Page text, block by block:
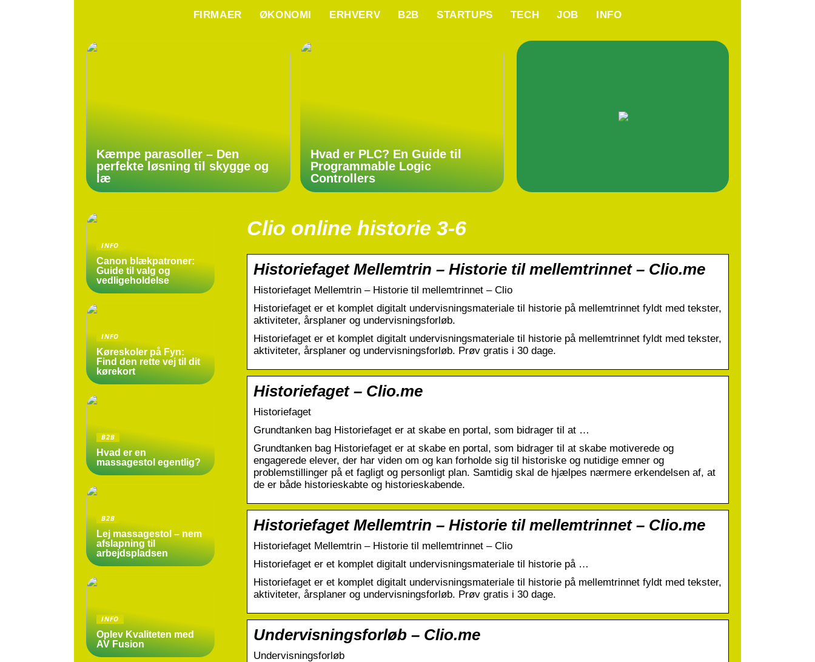
FIRMAER ØKONOMI ERHVERV B2B STARTUPS TECH JOB INFO
Kæmpe parasoller – Den
perfekte løsning til skygge og
læ
Hvad er PLC? En Guide til
Programmable Logic
Controllers
Clio online historie 3-6
Historiefaget Mellemtrin – Historie til mellemtrinnet – Clio.me
Historiefaget Mellemtrin – Historie til mellemtrinnet – Clio
Historiefaget er et komplet digitalt undervisningsmateriale til historie på mellemtrinnet fyldt med tekster,
aktiviteter, årsplaner og undervisningsforløb.
Historiefaget er et komplet digitalt undervisningsmateriale til historie på mellemtrinnet fyldt med tekster,
aktiviteter, årsplaner og undervisningsforløb. Prøv gratis i 30 dage.
Historiefaget – Clio.me
Historiefaget
Grundtanken bag Historiefaget er at skabe en portal, som bidrager til at …
Grundtanken bag Historiefaget er at skabe en portal, som bidrager til at skabe motiverede og
engagerede elever, der har viden om og kan forholde sig til historiske og nutidige emner og
problemstillinger på et fagligt og personligt plan. Samtidig skal de hjælpes nærmere erkendelsen af, at
de er både historieskabte og historieskabende.
Historiefaget Mellemtrin – Historie til mellemtrinnet – Clio.me
Historiefaget Mellemtrin – Historie til mellemtrinnet – Clio
Historiefaget er et komplet digitalt undervisningsmateriale til historie på …
Historiefaget er et komplet digitalt undervisningsmateriale til historie på mellemtrinnet fyldt med tekster,
aktiviteter, årsplaner og undervisningsforløb. Prøv gratis i 30 dage.
Undervisningsforløb – Clio.me
Undervisningsforløb
INFO
Canon blækpatroner:
Guide til valg og
vedligeholdelse
INFO
Køreskoler på Fyn:
Find den rette vej til dit
kørekort
B2B
Hvad er en
massagestol egentlig?
B2B
Lej massagestol – nem
afslapning til
arbejdspladsen
INFO
Oplev Kvaliteten med
AV Fusion